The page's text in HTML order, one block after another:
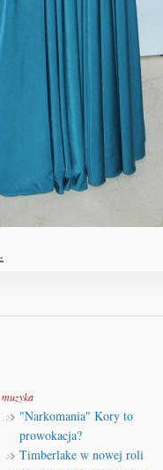
muzyka
"Narkomania" Kory to
prowokacja?
Timberlake w nowej roli